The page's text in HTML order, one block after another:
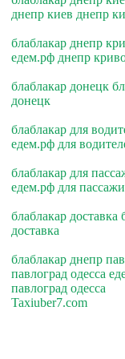
днепр киев днепр
блаблакар днепр
едем.рф днепр
блаблакар донецк
донецк
блаблакар для
едем.рф для
блаблакар для
едем.рф для
блаблакар доставка
доставка
блаблакар днепр
павлоград одесса
павлоград одесса
Taxiuber7.com